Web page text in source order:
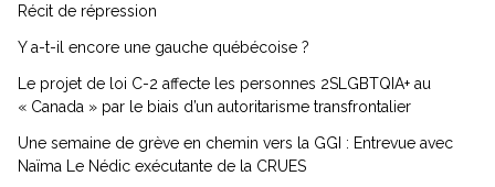
Récit de répression
Y a-t-il encore une gauche québécoise ?
Le projet de loi C-2 affecte les personnes 2SLGBTQIA+ au
« Canada » par le biais d’un autoritarisme transfrontalier
Une semaine de grève en chemin vers la GGI : Entrevue avec
Naïma Le Nédic exécutante de la CRUES